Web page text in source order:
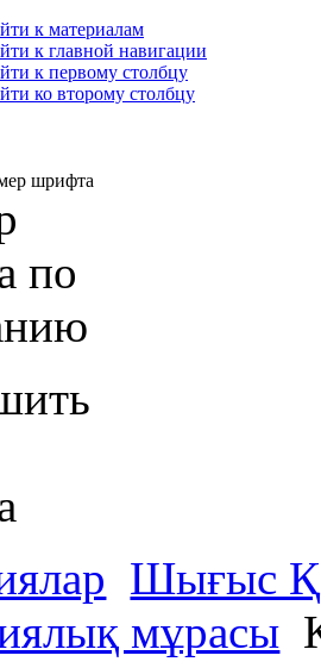
к материалам
к главной навигации
к первому столбцу
ко второму столбцу
Шығыс
мұрасы